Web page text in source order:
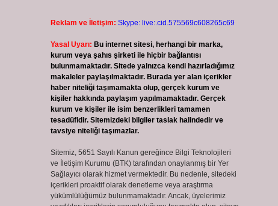
Reklam ve İletişim: Skype: live:.cid.575569c608265c69
Yasal Uyarı: Bu internet sitesi, herhangi bir marka,
kurum veya şahıs şirketi ile hiçbir bağlantısı
bulunmamaktadır. Sitede yalnızca kendi hazırladığımız
makaleler paylaşılmaktadır. Burada yer alan içerikler
haber niteliği taşımamakta olup, gerçek kurum ve
kişiler hakkında paylaşım yapılmamaktadır. Gerçek
kurum ve kişiler ile isim benzerlikleri tamamen
tesadüfidir. Sitemizdeki bilgiler taslak halindedir ve
tavsiye niteliği taşımazlar.
Sitemiz, 5651 Sayılı Kanun gereğince Bilgi Teknolojileri
ve İletişim Kurumu (BTK) tarafından onaylanmış bir Yer
Sağlayıcı olarak hizmet vermektedir. Bu nedenle, sitedeki
içerikleri proaktif olarak denetleme veya araştırma
yükümlülüğümüz bulunmamaktadır. Ancak, üyelerimiz